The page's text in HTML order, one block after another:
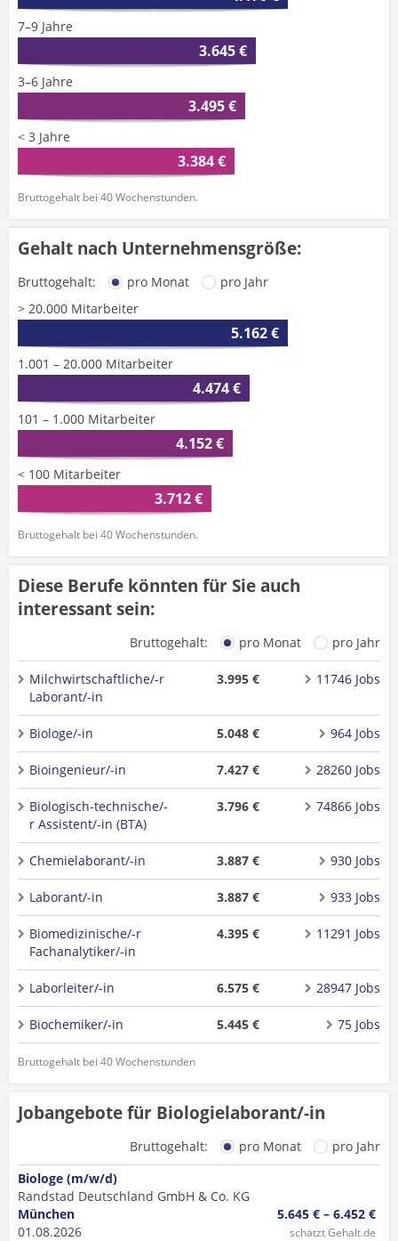
7–9 Jahre
3.645 €
3–6 Jahre
3.495 €
< 3 Jahre
3.384 €
Bruttogehalt bei 40 Wochenstunden.
Gehalt nach Unternehmensgröße:
Bruttogehalt: pro Monat
pro Jahr
> 20.000 Mitarbeiter
5.162 €
1.001 – 20.000 Mitarbeiter
4.474 €
101 – 1.000 Mitarbeiter
4.152 €
< 100 Mitarbeiter
3.712 €
Bruttogehalt bei 40 Wochenstunden.
Diese Berufe könnten für Sie auch
interessant sein:
Bruttogehalt: pro Monat pro Jahr
Milchwirtschaftliche/-r
Laborant/-in
3.995 € 11746 Jobs
Biologe/-in 5.048 € 964 Jobs
Bioingenieur/-in 7.427 € 28260 Jobs
Biologisch-technische/-
r Assistent/-in (BTA)
3.796 € 74866 Jobs
Chemielaborant/-in 3.887 € 930 Jobs
Laborant/-in 3.887 € 933 Jobs
Biomedizinische/-r
Fachanalytiker/-in
4.395 € 11291 Jobs
Laborleiter/-in 6.575 € 28947 Jobs
Biochemiker/-in 5.445 € 75 Jobs
Bruttogehalt bei 40 Wochenstunden
Jobangebote für Biologielaborant/-in
Bruttogehalt: pro Monat
pro Jahr
Biologe (m/w/d)
Randstad Deutschland GmbH & Co. KG
München
01.08.2026
5.645 € – 6.452 €
schätzt Gehalt.de